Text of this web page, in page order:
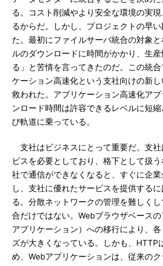
る。コスト削減やより安全な環境の実
るからだ。しかし、プロジェクトの早
た。最初にファイルサーバ統合の対象
ルのダウンロードに時間がかかり、生
る」と苦情を言ってきたのだ。この統
ケーション高速化という支社向けの新
救われた。アプリケーション高速化ア
ンロード時間は許容できるレベルに短
び軌道に乗っている。
支社はビジネスにとって重要だ。支
ビスを必要としており、格下として扱
社で通信ができなくなると、すぐに企
し、支社に優れたサービスを提供する
る。分散ネットワークの管理を難しく
合だけではない。Webブラウザベース
アプリケーション）への移行により、
ズが大きくなっている。しかも、HTTP
め、Webアプリケーションは、従来の